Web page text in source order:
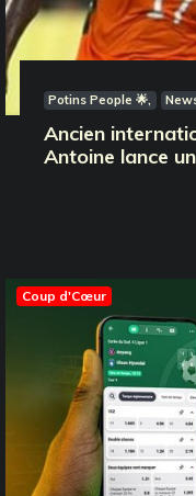
Potins People 🌟
Ancien
Antoine lance
Coup d'Cœur